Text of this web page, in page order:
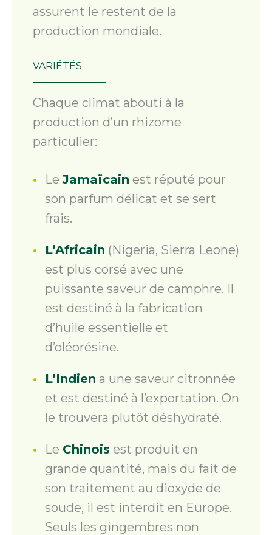
assurent le restent de la
production mondiale.
VARIÉTÉS
Chaque climat abouti à la
production d’un rhizome
particulier:
LeJamaïcain est réputé pour
son parfum délicat et se sert
frais.
L’Africain (Nigeria, Sierra Leone)
est plus corsé avec une
puissante saveur de camphre. Il
est destiné à la fabrication
d’huile essentielle et
d’oléorésine.
L’Indien a une saveur citronnée
et est destiné à l’exportation. On
le trouvera plutôt déshydraté.
Le Chinois est produit en
grande quantité, mais du fait de
son traitement au dioxyde de
soude, il est interdit en Europe.
Seuls les gingembres non